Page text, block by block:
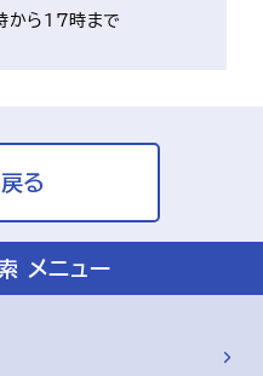
から17時まで
る
メニュー